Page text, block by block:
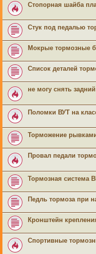
Стопорная шайба
Стук под педалью
Мокрые тормозные
Список деталей
не могу снять
Поломки ВУТ на
Торможение
Провал педали
Тормозная система
Педль тормоза при
Кронштейн
Спортивные